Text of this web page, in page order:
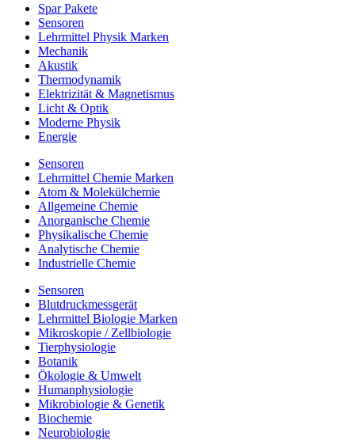
Spar Pakete
Sensoren
Lehrmittel Physik Marken
Mechanik
Akustik
Thermodynamik
Elektrizität & Magnetismus
Licht & Optik
Moderne Physik
Energie
Sensoren
Lehrmittel Chemie Marken
Atom & Molekülchemie
Allgemeine Chemie
Anorganische Chemie
Physikalische Chemie
Analytische Chemie
Industrielle Chemie
Sensoren
Blutdruckmessgerät
Lehrmittel Biologie Marken
Mikroskopie / Zellbiologie
Tierphysiologie
Botanik
Ökologie & Umwelt
Humanphysiologie
Mikrobiologie & Genetik
Biochemie
Neurobiologie